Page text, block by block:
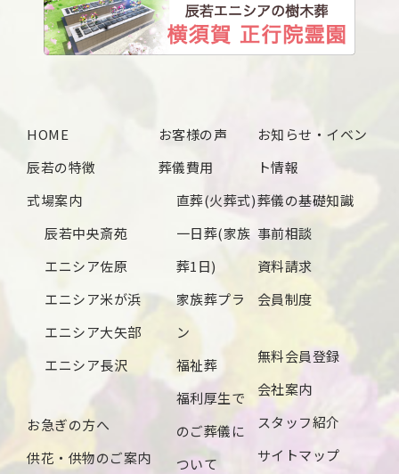
2025年1月
2024年12月
2024年4月
2024年3月
2024年1月
2023年12月
HOME
辰若の特徴
式場案内
辰若中央斎苑
エニシア佐原
エニシア米が浜
エニシア大矢部
エニシア長沢
お急ぎの方へ
供花・供物のご案内
お客様の声
葬儀費用
直葬(火葬式)
一日葬(家族
葬1日)
家族葬プラ
ン
福祉葬
福利厚生で
のご葬儀に
ついて
お知らせ・イベン
ト情報
葬儀の基礎知識
事前相談
資料請求
会員制度
無料会員登録
会社案内
スタッフ紹介
サイトマップ